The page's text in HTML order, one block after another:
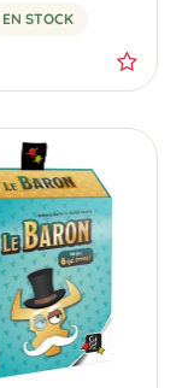
EN STOCK